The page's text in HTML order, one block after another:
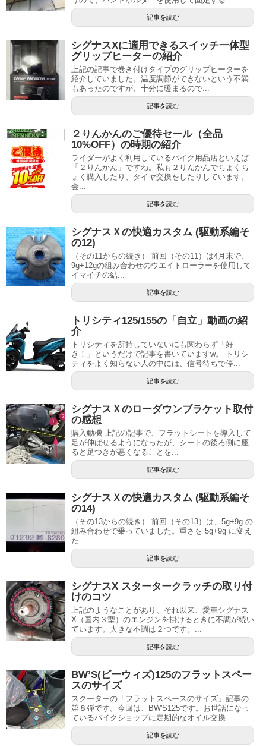
記事を読む
シグナスXに適用できるスイッチ一体型
グリップヒーターの紹介
上記の記事で巻き付けタイプのグリップヒーターを
紹介していました。温度調節ができないという不満
もあったのですが、十分に暖まるので...
記事を読む
２りんかんのご優待セール（全品
10%OFF）の時期の紹介
ライダーがよく利用しているバイク用品店といえば
「２りんかん」ですね。私も２りんかんでちょくち
ょく購入したり、タイヤ交換をしたりしています。
会...
記事を読む
シグナスＸの快適カスタム (駆動系編そ
の12)
（その11からの続き） 前回（その11）は4月末で、
9g+12gの組み合わせのウエイトローラーを使用して
イマイチの結...
記事を読む
トリシティ125/155の「自立」動画の紹
介
トリシティを所持していないにも関わらず「好
き！」というだけで記事を書いていますw。 トリシ
ティをよく知らない人の中には、信号待ちで停...
記事を読む
シグナスＸのローダウンブラケット取付
の感想
購入動機 上記の記事で、フラットシートを導入して
足が伸ばせるようになったが、シートの後ろ側に座
ると足つきが悪くなることを...
記事を読む
シグナスＸの快適カスタム (駆動系編そ
の14)
（その13からの続き） 前回（その13）は、5g+9g の
組み合わせで乗っていました。重さを 5g+9g に変え
た...
記事を読む
シグナスX スタータークラッチの取り付
けのコツ
上記のようなことがあり、それ以来、愛車シグナス
X（国内３型）のエンジンを掛けるときに不調が続い
ています。大きな不調は２つです。...
記事を読む
BW’S(ビーウィズ)125のフラットスペー
スのサイズ
スクーターの「フラットスペースのサイズ」記事の
第８弾です。今回は、BW'S125です。お世話になっ
ているバイクショップに定期的なオイル交換...
記事を読む